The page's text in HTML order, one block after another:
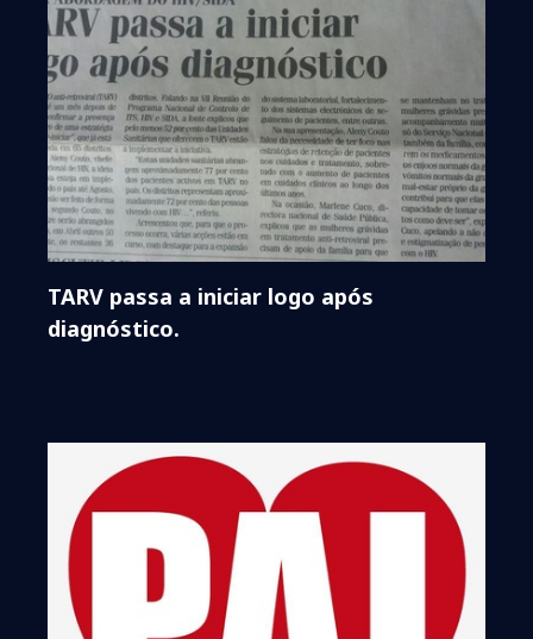
TARV passa a iniciar logo após
diagnóstico.